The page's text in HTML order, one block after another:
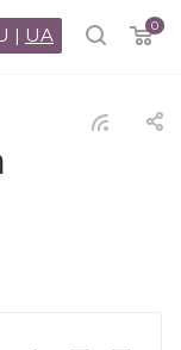
0
| UA